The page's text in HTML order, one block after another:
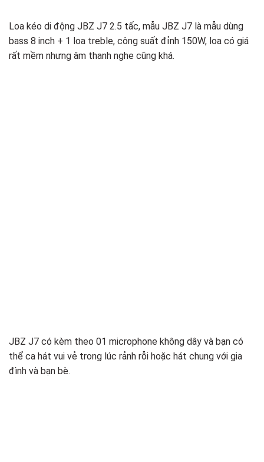
Loa kéo di động JBZ J7 2.5 tấc, mẫu JBZ J7 là mẫu dùng
bass 8 inch + 1 loa treble, công suất đỉnh 150W, loa có giá
rất mềm nhưng âm thanh nghe cũng khá.
JBZ J7 có kèm theo 01 microphone không dây và bạn có
thể ca hát vui vẻ trong lúc rảnh rỗi hoặc hát chung với gia
đình và bạn bè.